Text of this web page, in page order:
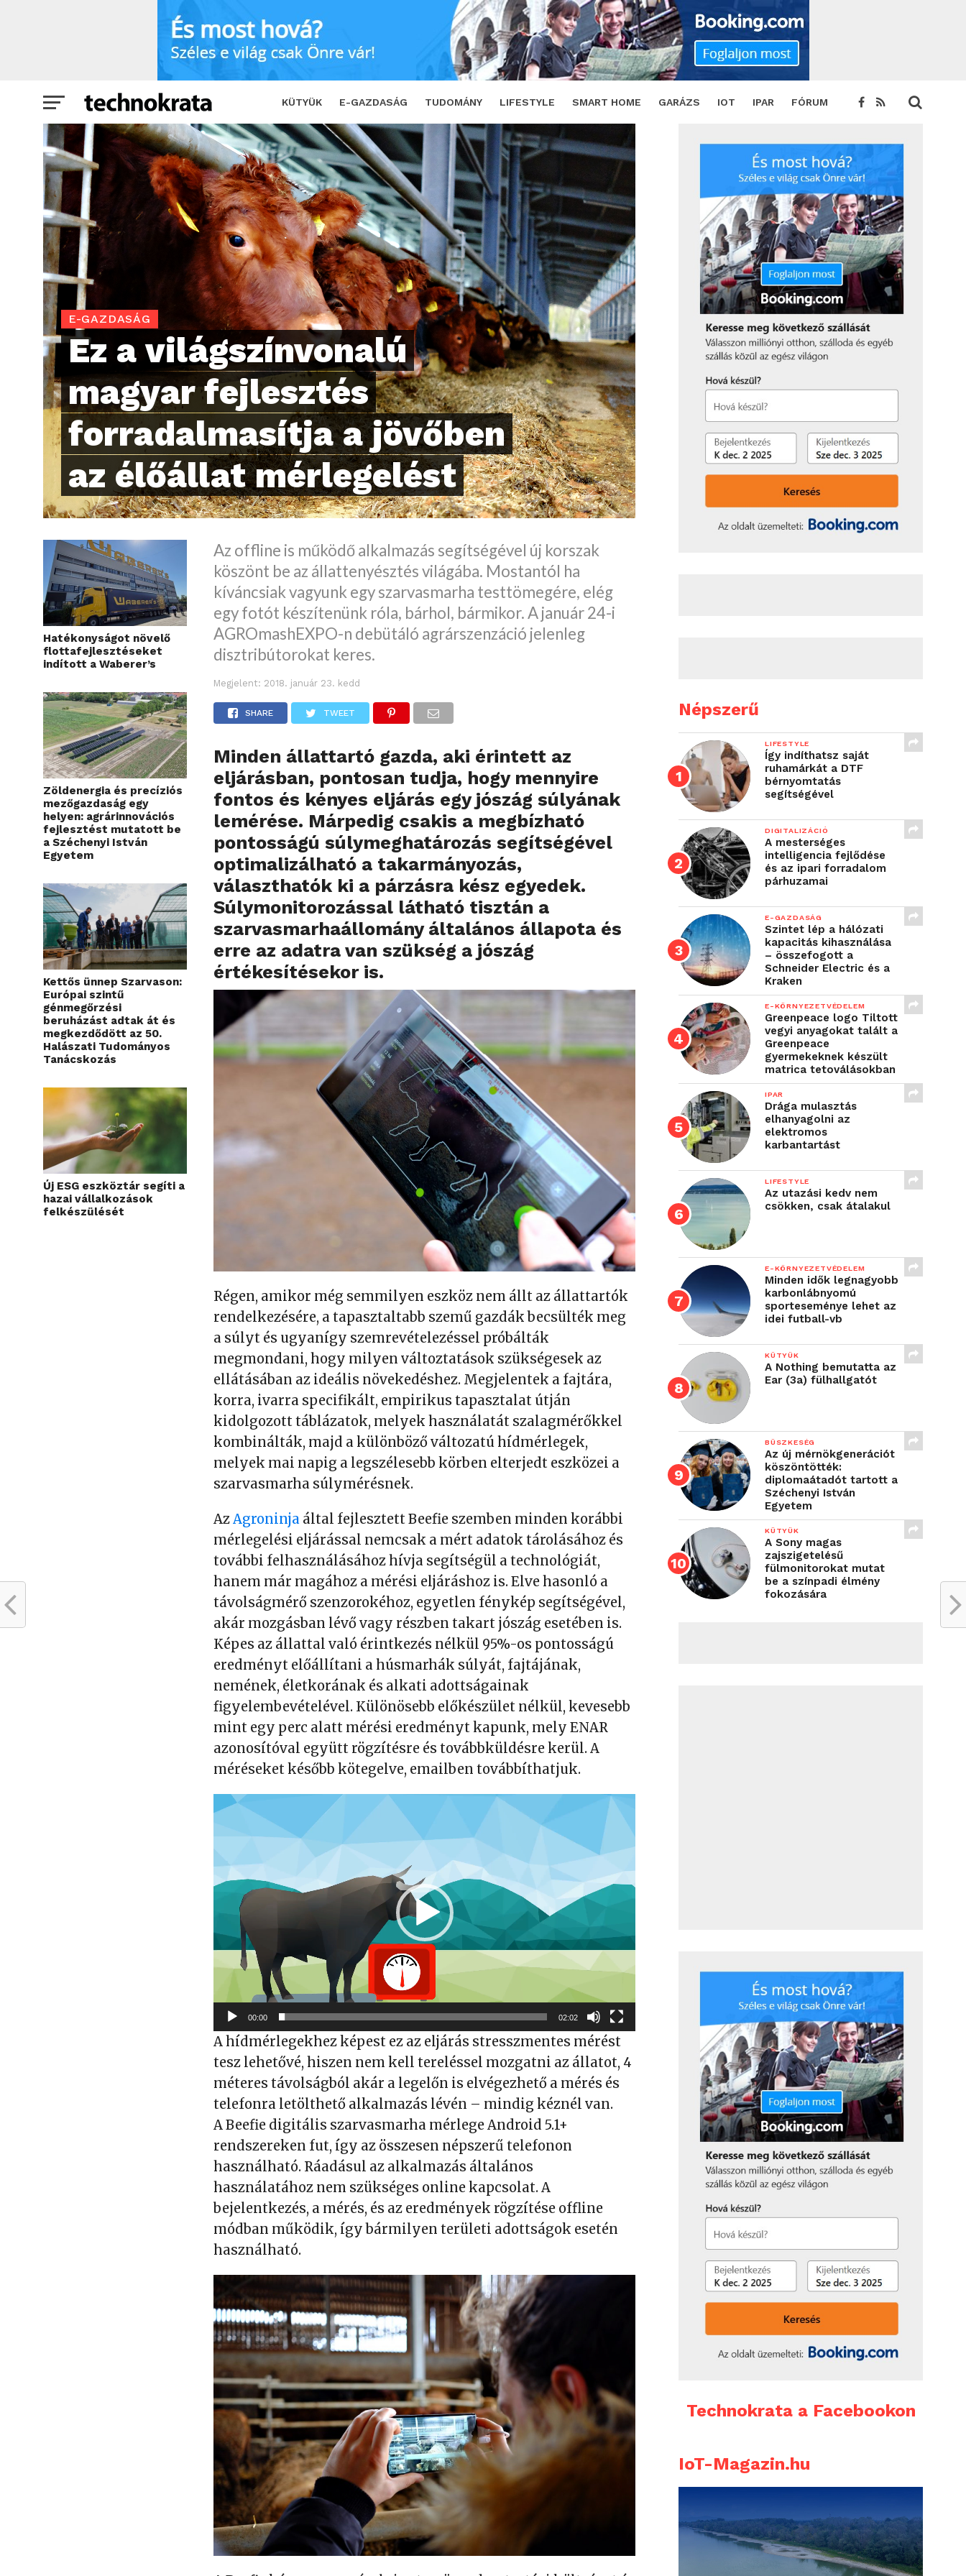
KÜTYÜK E-GAZDASÁG TUDOMÁNY LIFESTYLE SMART HOME GARÁZS IOT IPAR FÓRUM
Ez a világszínvonalú magyar fejlesztés forradalmasítja a jövőben az élőállat mérlegeléstSHARE TWEET
E-GAZDASÁG
Ez a világszínvonalú
magyar fejlesztés
forradalmasítja a jövőben
az élőállat mérlegelést
Hatékonyságot növelő
flottafejlesztéseket
indított a Waberer’s
Zöldenergia és precíziós
mezőgazdaság egy
helyen: agrárinnovációs
fejlesztést mutatott be
a Széchenyi István
Egyetem
Kettős ünnep Szarvason:
Európai szintű
génmegőrzési
beruházást adtak át és
megkezdődött az 50.
Halászati Tudományos
Tanácskozás
Új ESG eszköztár segíti a
hazai vállalkozások
felkészülését
Az offline is működő alkalmazás segítségével új korszak
köszönt be az állattenyésztés világába. Mostantól ha
kíváncsiak vagyunk egy szarvasmarha testtömegére, elég
egy fotót készítenünk róla, bárhol, bármikor. A január 24-i
AGROmashEXPO-n debütáló agrárszenzáció jelenleg
disztribútorokat keres.
Megjelent: 2018. január 23. kedd
SHARE TWEET
Minden állattartó gazda, aki érintett az
eljárásban, pontosan tudja, hogy mennyire
fontos és kényes eljárás egy jószág súlyának
lemérése. Márpedig csakis a megbízható
pontosságú súlymeghatározás segítségével
optimalizálható a takarmányozás,
választhatók ki a párzásra kész egyedek.
Súlymonitorozással látható tisztán a
szarvasmarhaállomány általános állapota és
erre az adatra van szükség a jószág
értékesítésekor is.
Régen, amikor még semmilyen eszköz nem állt az állattartók
rendelkezésére, a tapasztaltabb szemű gazdák becsülték meg
a súlyt és ugyanígy szemrevételezéssel próbálták
megmondani, hogy milyen változtatások szükségesek az
ellátásában az ideális növekedéshez. Megjelentek a fajtára,
korra, ivarra specifikált, empirikus tapasztalat útján
kidolgozott táblázatok, melyek használatát szalagmérőkkel
kombinálták, majd a különböző változatú hídmérlegek,
melyek mai napig a legszélesebb körben elterjedt eszközei a
szarvasmarha súlymérésnek.
Az Agroninja által fejlesztett Beefie szemben minden korábbi
mérlegelési eljárással nemcsak a mért adatok tárolásához és
további felhasználásához hívja segítségül a technológiát,
hanem már magához a mérési eljáráshoz is. Elve hasonló a
távolságmérő szenzorokéhoz, egyetlen fénykép segítségével,
akár mozgásban lévő vagy részben takart jószág esetében is.
Képes az állattal való érintkezés nélkül 95%-os pontosságú
eredményt előállítani a húsmarhák súlyát, fajtájának,
nemének, életkorának és alkati adottságainak
figyelembevételével. Különösebb előkészület nélkül, kevesebb
mint egy perc alatt mérési eredményt kapunk, mely ENAR
azonosítóval együtt rögzítésre és továbbküldésre kerül. A
méréseket később kötegelve, emailben továbbíthatjuk.
Videólejátszó
00:00 02:02
A hídmérlegekhez képest ez az eljárás stresszmentes mérést
tesz lehetővé, hiszen nem kell tereléssel mozgatni az állatot, 4
méteres távolságból akár a legelőn is elvégezhető a mérés és
telefonra letölthető alkalmazás lévén – mindig kéznél van.
A Beefie digitális szarvasmarha mérlege Android 5.1+
rendszereken fut, így az összesen népszerű telefonon
használható. Ráadásul az alkalmazás általános
használatához nem szükséges online kapcsolat. A
bejelentkezés, a mérés, és az eredmények rögzítése offline
módban működik, így bármilyen területi adottságok esetén
használható.
Népszerű
LIFESTYLE
Így indíthatsz saját
ruhamárkát a DTF
bérnyomtatás
segítségével
DIGITALIZÁCIÓ
A mesterséges
intelligencia fejlődése
és az ipari forradalom
párhuzamai
E-GAZDASÁG
Szintet lép a hálózati
kapacitás kihasználása
– összefogott a
Schneider Electric és a
Kraken
E-KÖRNYEZETVÉDELEM
Greenpeace logo Tiltott
vegyi anyagokat talált a
Greenpeace
gyermekeknek készült
matrica tetoválásokban
IPAR
Drága mulasztás
elhanyagolni az
elektromos
karbantartást
LIFESTYLE
Az utazási kedv nem
csökken, csak átalakul
E-KÖRNYEZETVÉDELEM
Minden idők legnagyobb
karbonlábnyomú
sporteseménye lehet az
idei futball-vb
KÜTYÜK
A Nothing bemutatta az
Ear (3a) fülhallgatót
BÜSZKESÉG
Az új mérnökgenerációt
köszöntötték:
diplomaátadót tartott a
Széchenyi István
Egyetem
KÜTYÜK
A Sony magas
zajszigetelésű
fülmonitorokat mutat
be a színpadi élmény
fokozására
Technokrata a Facebookon
IoT-Magazin.hu